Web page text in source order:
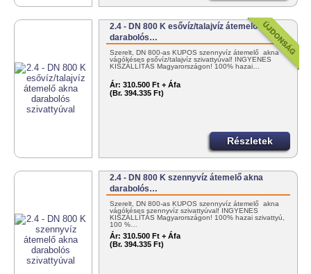
2.4 - DN 800 K esővíz/talajvíz átemelő akna
darabolós…
Szerelt, DN 800-as KÚPOS szennyvíz átemelő akna
vágókéses esővíz/talajvíz szivattyúval! INGYENES
KISZÁLLÍTÁS Magyarországon! 100% hazai…
Ár: 310.500 Ft + Áfa
(Br. 394.335 Ft)
Részletek
2.4 - DN 800 K szennyvíz átemelő akna
darabolós…
Szerelt, DN 800-as KÚPOS szennyvíz átemelő akna
vágókéses szennyvíz szivattyúval! INGYENES
KISZÁLLÍTÁS Magyarországon! 100% hazai szivattyú,
100 %…
Ár: 310.500 Ft + Áfa
(Br. 394.335 Ft)